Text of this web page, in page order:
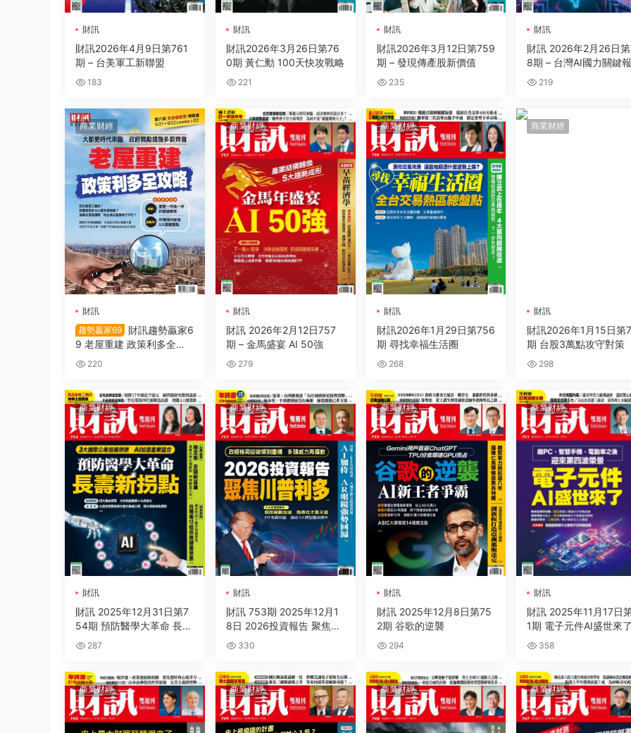
財訊
財訊2026年4月9日第761
期 – 台美軍工新聯盟
183
財訊
財訊2026年3月26日第76
0期 黃仁勳 100天快攻戰略
221
財訊
財訊2026年3月12日第759
期 – 發現傳產股新價值
235
財訊
財訊 2026年2月26日
8期 – 台灣AI國力關鍵
219
商業财經
財訊
趨勢贏家69
財訊趨勢贏家6
9 老屋重建 政策利多全攻
略 220
商業财經
財訊
財訊 2026年2月12日757
期 – 金馬盛宴 AI 50強
279
商業财經
財訊
財訊2026年1月29日第756
期 尋找幸福生活圈
268
商業财經
財訊
財訊2026年1月15日第
期 台股3萬點攻守對策
298
商業财經
財訊
財訊 2025年12月31日第7
54期 預防醫學大革命 長壽
新拐點
287
商業财經
財訊
財訊 753期 2025年12月1
8日 2026投資報告 聚焦川
普利多
330
商業财經
財訊
財訊 2025年12月8日第75
2期 谷歌的逆襲
294
商業财經
財訊
財訊 2025年11月17日
1期 電子元件AI盛世來
358
商業财經 商業财經 商業财經 商業财經